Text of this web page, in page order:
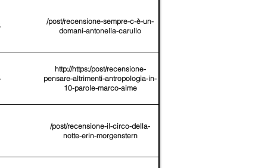
/post/recensione-sempre-c-è-un-
domani-antonella-carullo
http://https:/post/recensione-
pensare-altrimenti-antropologia-in-
10-parole-marco-aime
/post/recensione-il-circo-della-
notte-erin-morgenstern